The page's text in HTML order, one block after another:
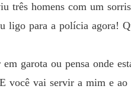
três homens com um
para a polícia agora!
garota ou pensa onde
você vai servir a mim e